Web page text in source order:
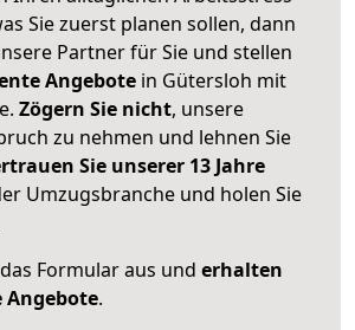
Sie zuerst planen sollen, dann
Partner für Sie und stellen
Angebote in Gütersloh mit
Zögern Sie nicht, unsere
zu nehmen und lehnen Sie
Sie unserer 13 Jahre
Umzugsbranche und holen Sie
Formular aus und erhalten
Angebote.